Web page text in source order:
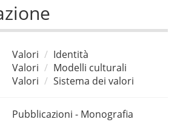
Valori
Identità
Valori
Modelli culturali
Valori
Sistema dei valori
Pubblicazioni - Monografia